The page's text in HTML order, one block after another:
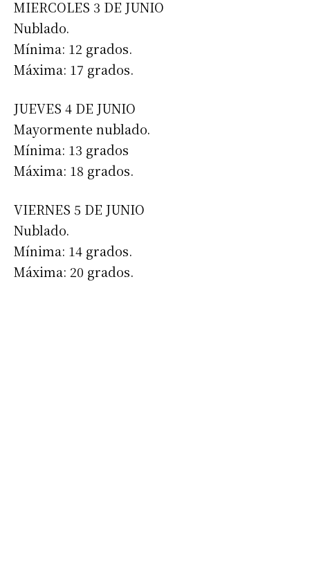
MIERCOLES 3 DE JUNIO
Nublado.
Mínima: 12 grados.
Máxima: 17 grados.
JUEVES 4 DE JUNIO
Mayormente nublado.
Mínima: 13 grados
Máxima: 18 grados.
VIERNES 5 DE JUNIO
Nublado.
Mínima: 14 grados.
Máxima: 20 grados.